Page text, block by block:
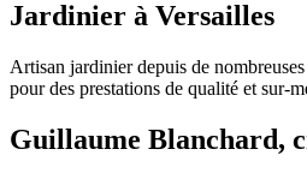
Jardinier à Versailles
Artisan jardinier depuis de
pour des prestations de qualité et sur-
Guillaume Blanchard,